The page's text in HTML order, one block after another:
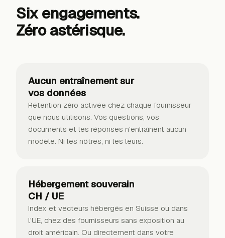
Six engagements.
Zéro astérisque.
Aucun entraînement sur
vos données
Rétention zéro activée chez chaque fournisseur
que nous utilisons. Vos questions, vos
documents et les réponses n'entraînent aucun
modèle. Ni les nôtres, ni les leurs.
Hébergement souverain
CH / UE
Index et vecteurs hébergés en Suisse ou dans
l'UE, chez des fournisseurs sans exposition au
droit américain. Ou directement dans votre